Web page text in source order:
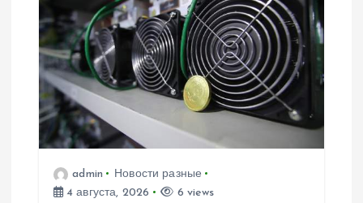
admin
Новости разные
4 августа, 2026
6 views